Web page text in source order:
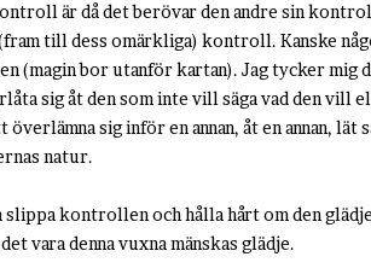
är då det berövar den andre sin
till dess omärkliga) kontroll. Kanske
(magin bor utanför kartan). Jag tycker mig
sig åt den som inte vill säga vad den vill
sig inför en annan, åt en annan, lät
natur.
kontrollen och hålla hårt om den
vara denna vuxna mänskas glädje.